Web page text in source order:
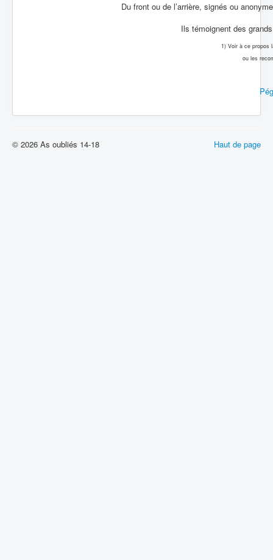
Du front ou de l’arrière, signés ou
Ils témoignent des
1) Voir à ce propos
ou les
Haut de page
© 2026 As oubliés 14-18